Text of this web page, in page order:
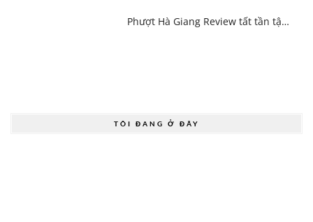
Phượt Hà Giang Review tất tần tậ…
TÔI ĐANG Ở ĐÂY